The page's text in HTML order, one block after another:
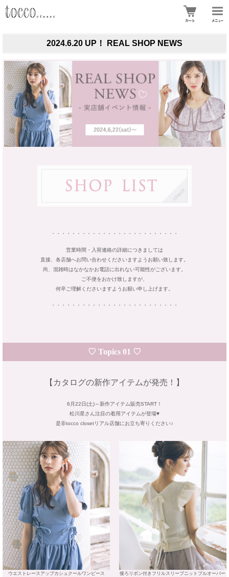
2024.6.20 UP！ REAL SHOP NEWS
・・・・・・・・・・・・・・・・・・・・・・・・・
営業時間・入荷連絡の詳細につきましては
直接、各店舗へお問い合わせくださいますようお願い致します。
尚、混雑時はなかなかお電話に出れない可能性がございます。
ご不便をおかけ致しますが、
何卒ご理解くださいますようお願い申し上げます。
・・・・・・・・・・・・・・・・・・・・・・・・・
♡ Topics 01 ♡
【カタログの新作アイテムが発売！】
6月22日(土)～新作アイテム販売START！
松川星さん注目の着用アイテムが登場♥
是非tocco closetリアル店舗にお立ち寄りください♪
ウエストレースアップカシュクールワンピース
後ろリボン付きフリルスリーブニットプルオーバー